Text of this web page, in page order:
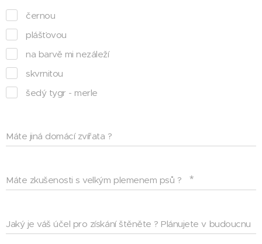
černou
plášťovou
na barvě mi nezáleží
skvrnitou
šedý tygr - merle
Máte jiná domácí zvířata ?
Máte zkušenosti s velkým plemenem psů ?
Jaký je váš účel pro získání štěněte ? Plánujete v budoucnu
výstavy a chov ?